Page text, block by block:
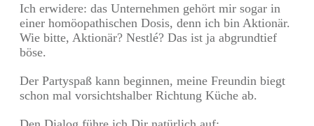
Ich erwidere: das Unternehmen gehört mir sogar in
einer homöopathischen Dosis, denn ich bin Aktionär.
Wie bitte, Aktionär? Nestlé? Das ist ja abgrundtief
böse.
Der Partyspaß kann beginnen, meine Freundin biegt
schon mal vorsichtshalber Richtung Küche ab.